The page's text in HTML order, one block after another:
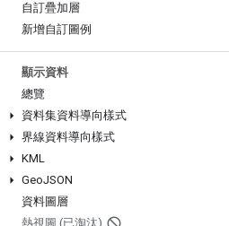
自訂疊加層
新增自訂圖例
顯示資料
總覽
資料集資料導向樣式
界線資料導向樣式
KML
GeoJSON
資料圖層
熱視圖 (已淘汰)